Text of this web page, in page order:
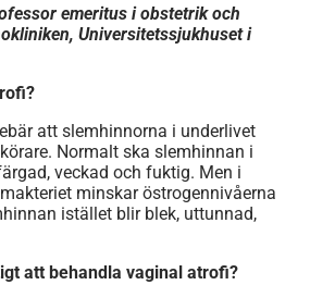
emeritus i obstetrik och
Universitetssjukhuset i
att slemhinnorna i underlivet
Normalt ska slemhinnan i
veckad och fuktig. Men i
minskar östrogennivåerna
istället blir blek, uttunnad,
att behandla vaginal atrofi?